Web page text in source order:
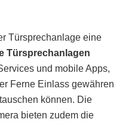
Türsprechanlage eine
Türsprechanlagen
und mobile Apps,
Ferne Einlass gewähren
können. Die
bieten zudem die